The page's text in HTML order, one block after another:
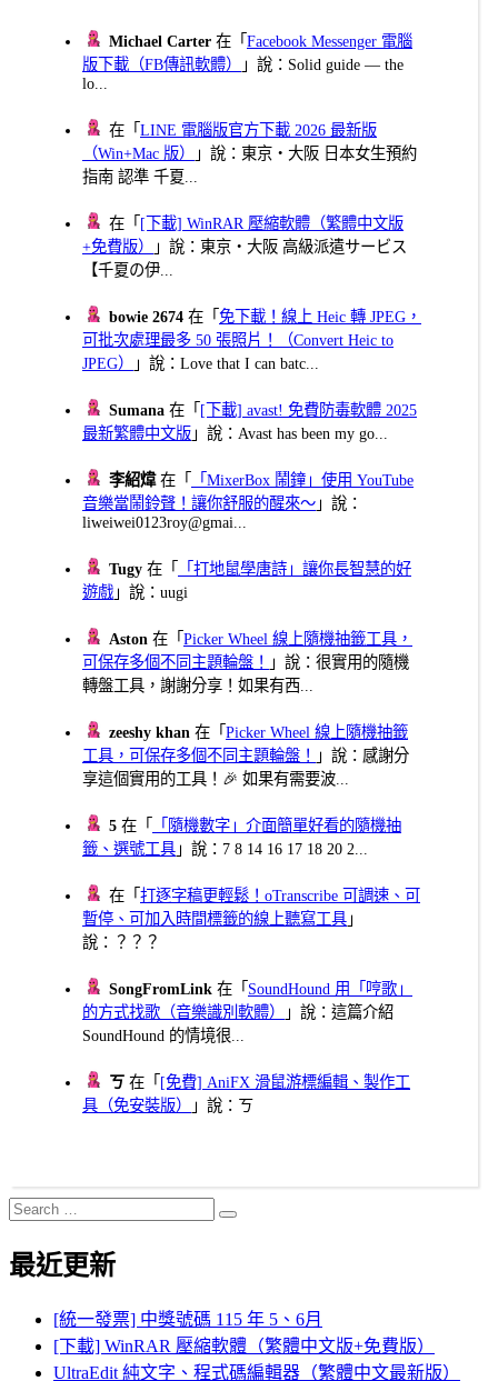
Michael Carter 在「Facebook Messenger 電腦
版下載（FB傳訊軟體）
」說：Solid guide — the
lo...
在「LINE 電腦版官方下載 2026 最新版
（Win+Mac 版）
」說：東京・大阪 日本女生預約
指南 認準 千夏...
在「 [下載] WinRAR 壓縮軟體（繁體中文版
+免費版）
」說：東京・大阪 高級派遣サービス
【千夏の伊...
bowie 2674 在「免下載！線上 Heic 轉 JPEG，
可批次處理最多 50 張照片！（Convert Heic to
JPEG）
」說：Love that I can batc...
Sumana 在「 [下載] avast! 免費防毒軟體 2025
最新繁體中文版 」說：Avast has been my go...
李紹煒在「
「MixerBox 鬧鐘」使用 YouTube
音樂當鬧鈴聲！讓你舒服的醒來～ 」說：
liweiwei0123roy@gmai...
Tugy 在「
「打地鼠學唐詩」讓你長智慧的好
遊戲 」說：uugi
Aston 在「Picker Wheel 線上隨機抽籤工具，
可保存多個不同主題輪盤！
」說：很實用的隨機
轉盤工具，謝謝分享！如果有西...
zeeshy khan 在「Picker Wheel 線上隨機抽籤
工具，可保存多個不同主題輪盤！
」說：感謝分
享這個實用的工具！🎉 如果有需要波...
5 在「
「隨機數字」介面簡單好看的隨機抽
籤、選號工具 」說：7 8 14 16 17 18 20 2...
在「打逐字稿更輕鬆！oTranscribe 可調速、可
暫停、可加入時間標籤的線上聽寫工具 」
說：？？？
SongFromLink 在「 SoundHound 用「哼歌」
的方式找歌（音樂識別軟體）
」說：這篇介紹
SoundHound 的情境很...
ㄎ 在「 [免費] AniFX 滑鼠游標編輯、製作工
具（免安裝版）
」說：ㄎ
Search
for:
Search
最近更新
[統一發票] 中獎號碼 115 年 5、6月
[下載] WinRAR 壓縮軟體（繁體中文版+免費版）
UltraEdit 純文字、程式碼編輯器（繁體中文最新版）